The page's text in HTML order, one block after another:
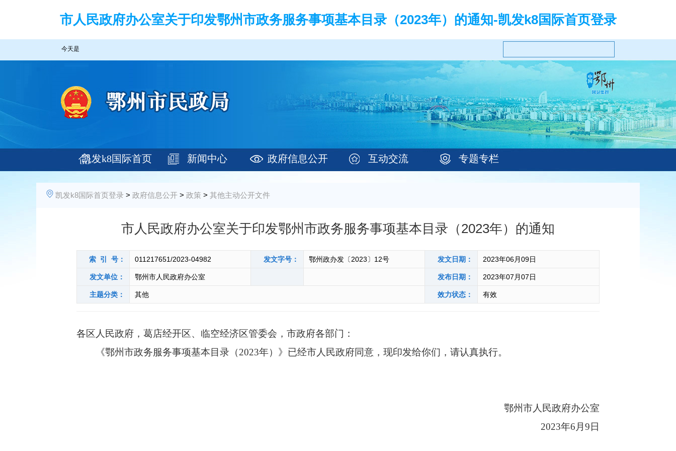
市人民政府办公室关于印发鄂州市政务服务事项基本目录（2023年）的通知-凯发k8国际首页登录
今天是
凯发k8国际首页
登录
新闻中心 政府信息公开 互动交流 专题专栏
凯发k8国际首页登录 > 政府信息公开 > 政策 > 其他主动公开文件
市人民政府办公室关于印发鄂州市政务服务事项基本目录（2023年）的通知
索 引 号： 011217651/2023-04982 发文字号： 鄂州政办发〔2023〕12号 发文日期： 2023年06月09日
发文单位： 鄂州市人民政府办公室 发布日期： 2023年07月07日
主题分类： 其他 效力状态： 有效
各区人民政府，葛店经开区、临空经济区管委会，市政府各部门：
《鄂州市政务服务事项基本目录（2023年）》已经市人民政府同意，现印发给你们，请认真执行。
鄂州市人民政府办公室
2023年6月9日